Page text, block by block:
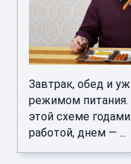
Завтрак, обед и
режимом
этой схеме
работой, днем — ...